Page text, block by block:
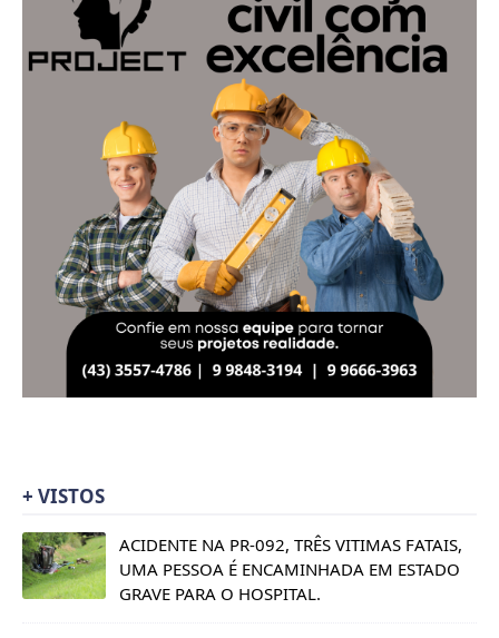
+ VISTOS
ACIDENTE NA PR-092, TRÊS VITIMAS FATAIS,
UMA PESSOA É ENCAMINHADA EM ESTADO
GRAVE PARA O HOSPITAL.